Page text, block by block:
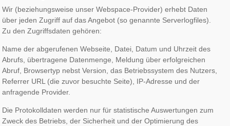
Wir (beziehungsweise unser Webspace-Provider) erhebt Daten
über jeden Zugriff auf das Angebot (so genannte Serverlogfiles).
Zu den Zugriffsdaten gehören:
Name der abgerufenen Webseite, Datei, Datum und Uhrzeit des
Abrufs, übertragene Datenmenge, Meldung über erfolgreichen
Abruf, Browsertyp nebst Version, das Betriebssystem des Nutzers,
Referrer URL (die zuvor besuchte Seite), IP-Adresse und der
anfragende Provider.
Die Protokolldaten werden nur für statistische Auswertungen zum
Zweck des Betriebs, der Sicherheit und der Optimierung des